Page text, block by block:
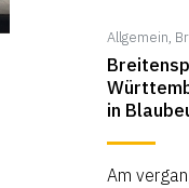
Allgemein,
in
Am